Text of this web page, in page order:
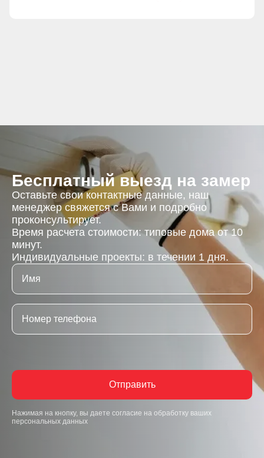
Бесплатный выезд на замер
Оставьте свои контактные данные, наш
менеджер свяжется с Вами и подробно
проконсультирует.
Время расчета стоимости: типовые дома от 10
минут.
Индивидуальные проекты: в течении 1 дня.
Отправить
Нажимая на кнопку, вы даете согласие на обработку ваших
персональных данных